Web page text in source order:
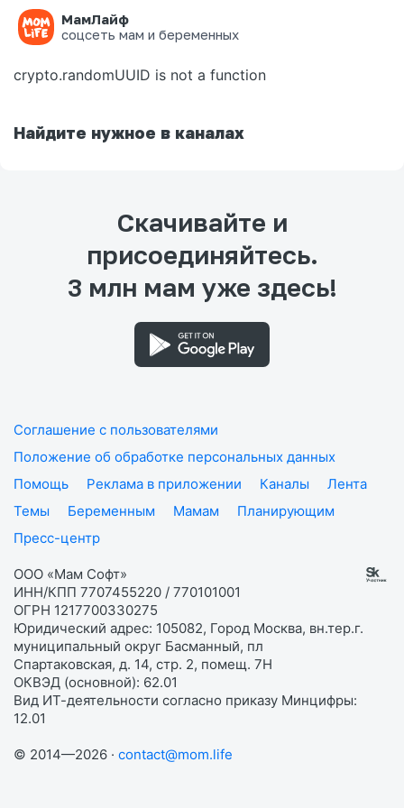
МамЛайф
соцсеть мам и беременных
Ошибка на странице
crypto.randomUUID is not a function
Найдите нужное в каналах
Скачивайте и
присоединяйтесь.
3 млн мам уже здесь!
Соглашение с пользователями
Положение об обработке персональных данных
Помощь
Реклама в приложении Каналы
Лента
Темы
Беременным Мамам
Планирующим
Пресс-центр
ООО «Мам Софт»
ИНН/КПП 7707455220 / 770101001
ОГРН 1217700330275
Юридический адрес: 105082, Город Москва, вн.тер.г.
муниципальный округ Басманный, пл
Спартаковская, д. 14, стр. 2, помещ. 7Н
ОКВЭД (основной): 62.01
Вид ИТ-деятельности согласно приказу Минцифры:
12.01
© 2014—2026 · contact@mom.life